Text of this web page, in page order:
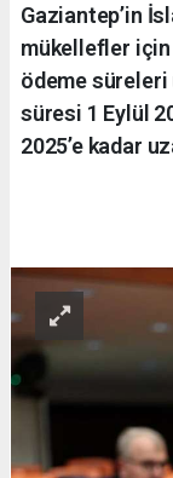
Gaziantep’in
mükellefler için
ödeme süreleri
süresi 1 Eylül
2025’e kadar